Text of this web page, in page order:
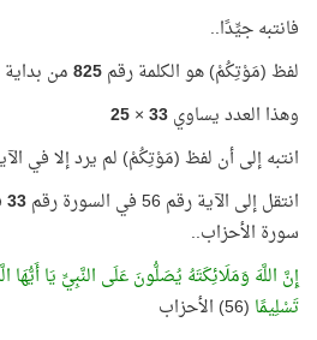
فانتبه جيِّدًا..
لفظ (مَوْتِكُمْ) هو الكلمة رقم825من
وهذا العدد يساوي33
×
25
انتبه إلى أن لفظ (مَوْتِكُمْ) لم يرد إلا في الآية رقم 56 من
انتقل إلى الآية رقم 56 في السورة رقم
33
سورة الأحزاب..
إِنَّ اللَّهَ وَمَلَائِكَتَهُ يُصَلُّونَ عَلَى النَّبِيِّ يَا أَيُّهَا
تَسْلِيمًا (56) الأحزاب